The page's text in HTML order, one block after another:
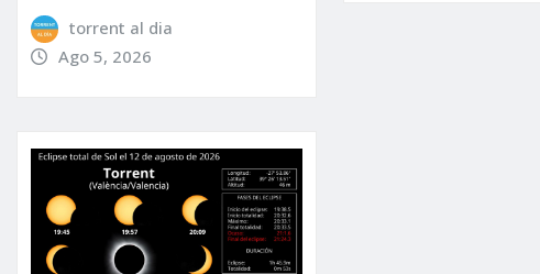
torrent al dia
Ago 5, 2026